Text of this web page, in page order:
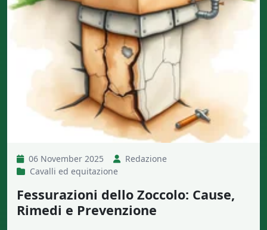
06 November 2025
Redazione
Cavalli ed equitazione
Fessurazioni dello Zoccolo: Cause,
Rimedi e Prevenzione